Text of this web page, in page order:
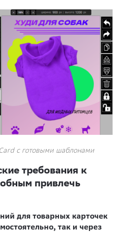
с готовыми шаблонами
требования к
привлечь
для товарных карточек
так и через